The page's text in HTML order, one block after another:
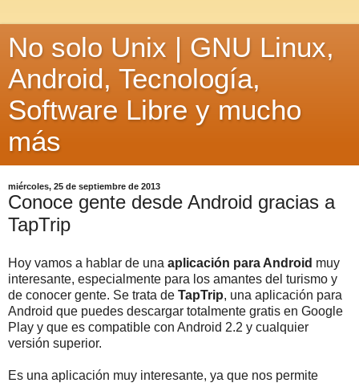
No solo Unix | GNU Linux,
Android, Tecnología,
Software Libre y mucho
más
miércoles, 25 de septiembre de 2013
Conoce gente desde Android gracias a
TapTrip
Hoy vamos a hablar de una aplicación para Android muy
interesante, especialmente para los amantes del turismo y
de conocer gente. Se trata de TapTrip, una aplicación para
Android que puedes descargar totalmente gratis en Google
Play y que es compatible con Android 2.2 y cualquier
versión superior.
Es una aplicación muy interesante, ya que nos permite